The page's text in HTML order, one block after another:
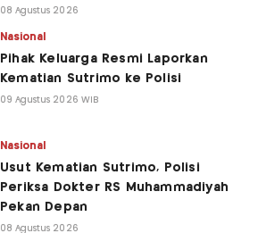
08 Agustus 2026
Nasional
Pihak Keluarga Resmi Laporkan
Kematian Sutrimo ke Polisi
09 Agustus 2026 WIB
Nasional
Usut Kematian Sutrimo, Polisi
Periksa Dokter RS Muhammadiyah
Pekan Depan
08 Agustus 2026